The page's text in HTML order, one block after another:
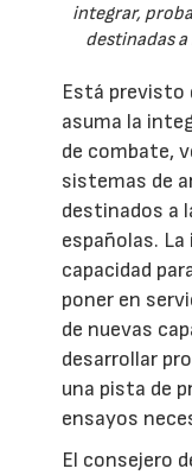
integrar,
destinadas a
Está previsto
asuma la
de combate,
sistemas de
destinados a
españolas.
capacidad
poner en
de nuevas
desarrollar
una pista de
ensayos
El consejero